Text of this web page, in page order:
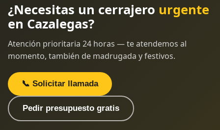
¿Necesitas un cerrajero urgente
en Cazalegas?
Atención prioritaria 24 horas — te atendemos al
momento, también de madrugada y festivos.
📞 Solicitar llamada
Pedir presupuesto gratis